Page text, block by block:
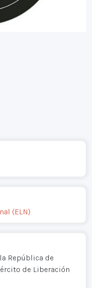
(ELN)
República de
de Liberación